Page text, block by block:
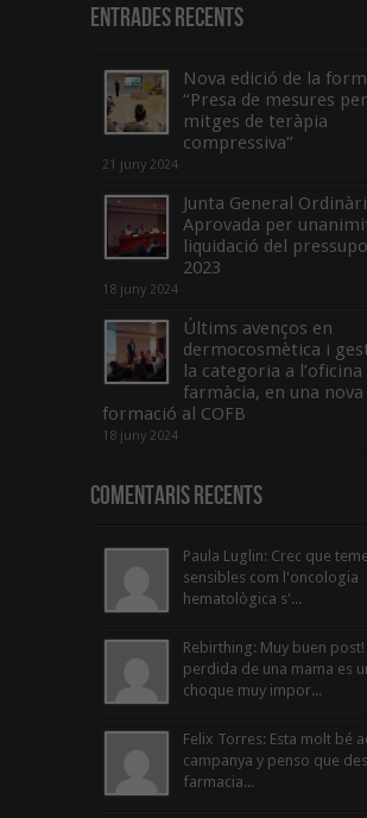
Entrades recents
Nova edició de la
“Presa de mesures
mitges de teràpia
compressiva”
21 juny 2024
Junta General
Aprovada per
liquidació del
2023
18 juny 2024
Últims avenços en
dermocosmètica i
la categoria a l’oficina
farmàcia, en una nova
formació al COFB
18 juny 2024
Comentaris Recents
Paula Luglin: Crec que
sensibles com l'oncologia
hematològica s'...
Rebirthing: Muy buen post!
perdida de una mama es
choque muy impor...
Felix Torres: Esta molt bé
campanya y penso que
farmacia...